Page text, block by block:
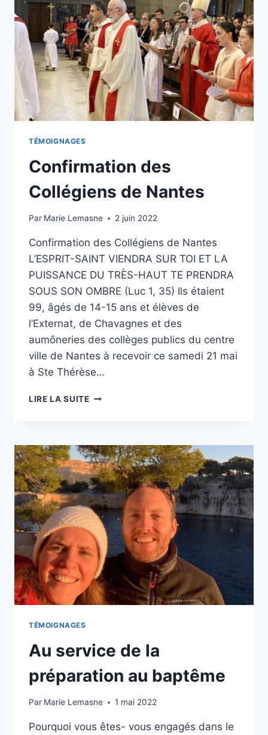
!
TÉMOIGNAGES
Confirmation des
Collégiens de Nantes
Par Marie Lemasne 2 juin 2022
Confirmation des Collégiens de Nantes
L’ESPRIT-SAINT VIENDRA SUR TOI ET LA
PUISSANCE DU TRÈS-HAUT TE PRENDRA
SOUS SON OMBRE (Luc 1, 35) Ils étaient
99, âgés de 14-15 ans et élèves de
l’Externat, de Chavagnes et des
aumôneries des collèges publics du centre
ville de Nantes à recevoir ce samedi 21 mai
à Ste Thérèse…
LIRE LA SUITECONFIRMATION
NANTES
TÉMOIGNAGES
Au service de la
préparation au baptême
Par Marie Lemasne 1 mai 2022
Pourquoi vous êtes- vous engagés dans le